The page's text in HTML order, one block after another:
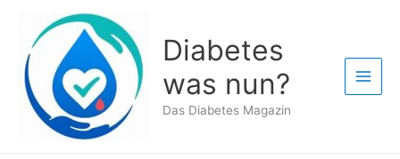
springen
Diabetes
was nun?
Das Diabetes Magazin